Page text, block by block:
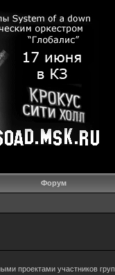
Форум
проектами участников